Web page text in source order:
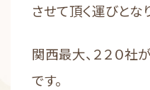
させて頂く運びとな
関西最大、２２０社
です。